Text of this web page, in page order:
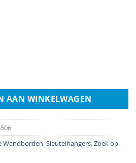
Bells aantal
AAN WINKELWAGEN
Wandborden,Sleutelhangers,Zoek op